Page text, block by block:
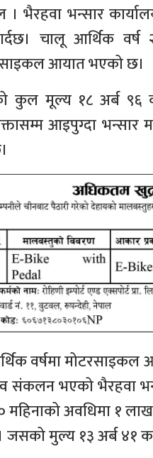
। भैरहवा भन्सार
चालू आर्थिक
आयात भएको छ।
कुल मूल्य १८ अर्ब ९६
आइपुग्दा
वर्षमा
संकलन भएको भैरहवा
महिनाको अवधिमा १
जसको मुल्य १३ अर्ब ४१